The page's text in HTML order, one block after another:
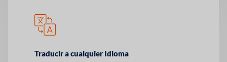
Traducir a cualquier Idioma